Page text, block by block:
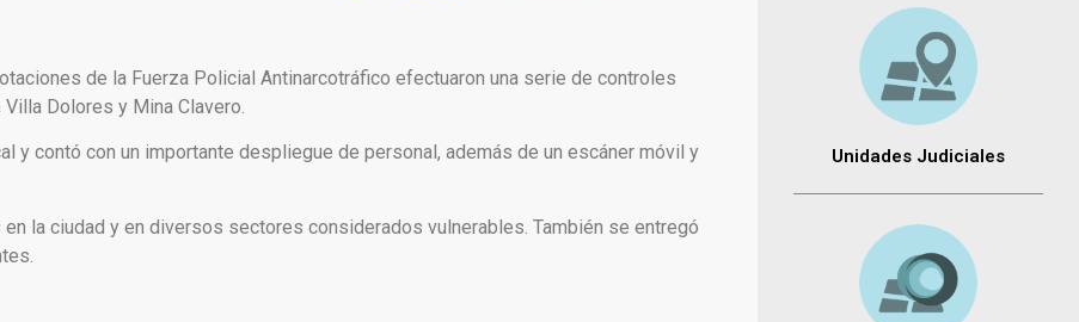
de la Fuerza Policial Antinarcotráfico efectuaron una serie de controles
Dolores y Mina Clavero.
y contó con un importante despliegue de personal, además de un escáner móvil y
la ciudad y en diversos sectores considerados vulnerables. También se entregó
Unidades Judiciales